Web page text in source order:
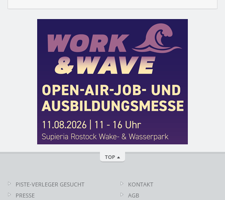
TOP
PISTE-VERLEGER GESUCHT
PRESSE
KONTAKT
AGB